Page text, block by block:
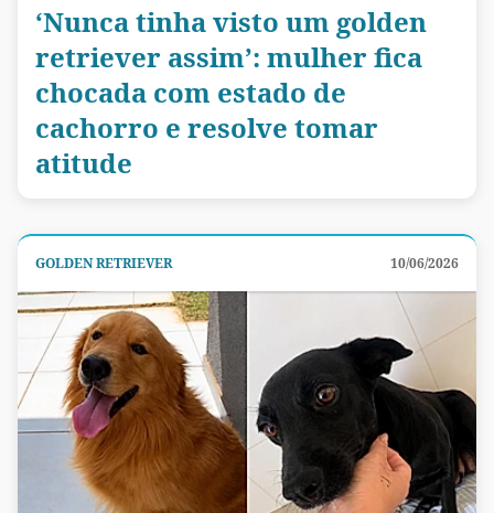
‘Nunca tinha visto um golden
retriever assim’: mulher fica
chocada com estado de
cachorro e resolve tomar
atitude
GOLDEN RETRIEVER 10/06/2026